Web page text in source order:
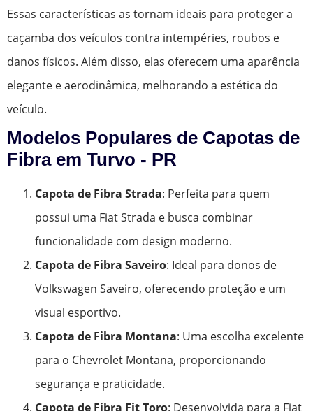
Essas características as tornam ideais para proteger a
caçamba dos veículos contra intempéries, roubos e
danos físicos. Além disso, elas oferecem uma aparência
elegante e aerodinâmica, melhorando a estética do
veículo.
Modelos Populares de Capotas de
Fibra em Turvo - PR
Capota de Fibra Strada: Perfeita para quem
possui uma Fiat Strada e busca combinar
funcionalidade com design moderno.
Capota de Fibra Saveiro: Ideal para donos de
Volkswagen Saveiro, oferecendo proteção e um
visual esportivo.
Capota de Fibra Montana: Uma escolha excelente
para o Chevrolet Montana, proporcionando
segurança e praticidade.
Capota de Fibra Fit Toro: Desenvolvida para a Fiat